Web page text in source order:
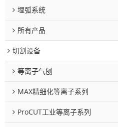
埋弧系统
所有产品
切割设备
等离子气刨
MAX精细化等离子系列
ProCUT工业等离子系列